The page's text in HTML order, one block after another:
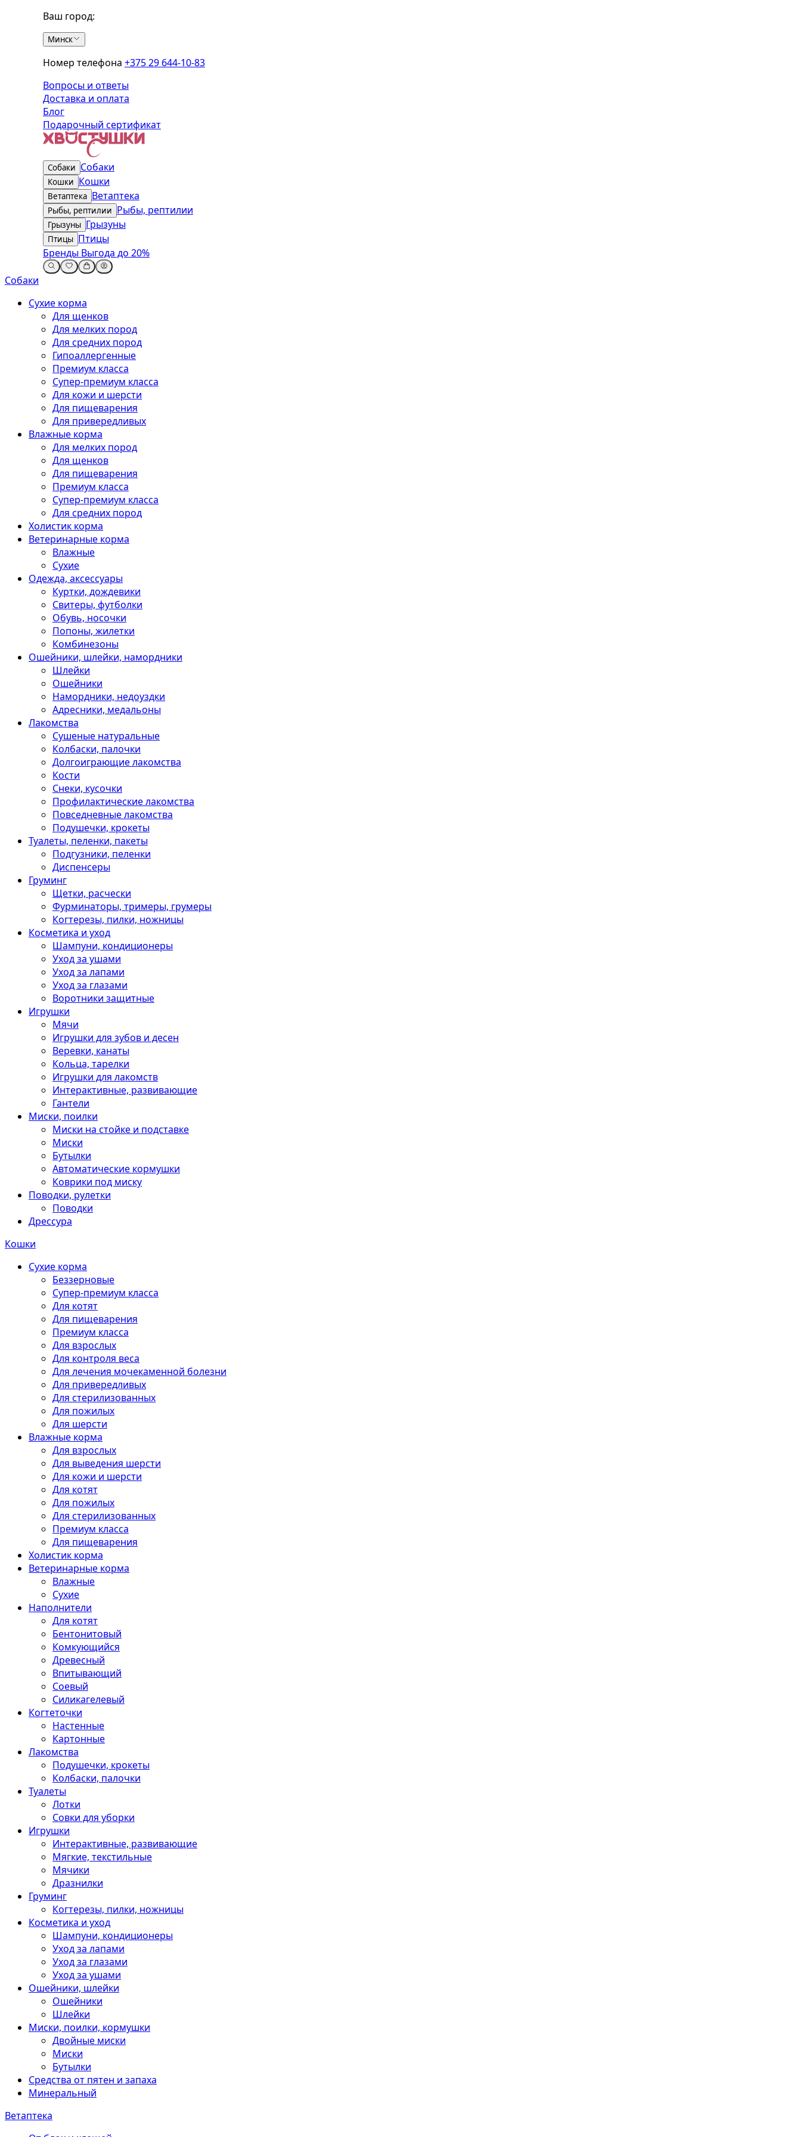
Ваш город:
Минск
Номер телефона +375 29 644-10-83
Вопросы и ответы
Доставка и оплата
Блог
Подарочный сертификат
Собаки Собаки
Кошки Кошки
Ветаптека Ветаптека
Рыбы, рептилии Рыбы, рептилии
Грызуны Грызуны
Птицы Птицы
Бренды Выгода до 20%
Собаки
Сухие корма
Для щенков
Для мелких пород
Для средних пород
Гипоаллергенные
Премиум класса
Супер-премиум класса
Для кожи и шерсти
Для пищеварения
Для привередливых
Влажные корма
Для мелких пород
Для щенков
Для пищеварения
Премиум класса
Супер-премиум класса
Для средних пород
Холистик корма
Ветеринарные корма
Влажные
Сухие
Одежда, аксессуары
Куртки, дождевики
Свитеры, футболки
Обувь, носочки
Попоны, жилетки
Комбинезоны
Ошейники, шлейки, намордники
Шлейки
Ошейники
Намордники, недоуздки
Адресники, медальоны
Лакомства
Сушеные натуральные
Колбаски, палочки
Долгоиграющие лакомства
Кости
Снеки, кусочки
Профилактические лакомства
Повседневные лакомства
Подушечки, крокеты
Туалеты, пеленки, пакеты
Подгузники, пеленки
Диспенсеры
Груминг
Щетки, расчески
Фурминаторы, тримеры, грумеры
Когтерезы, пилки, ножницы
Косметика и уход
Шампуни, кондиционеры
Уход за ушами
Уход за лапами
Уход за глазами
Воротники защитные
Игрушки
Мячи
Игрушки для зубов и десен
Веревки, канаты
Кольца, тарелки
Игрушки для лакомств
Интерактивные, развивающие
Гантели
Миски, поилки
Миски на стойке и подставке
Миски
Бутылки
Автоматические кормушки
Коврики под миску
Поводки, рулетки
Поводки
Дрессура
Кошки
Сухие корма
Беззерновые
Супер-премиум класса
Для котят
Для пищеварения
Премиум класса
Для взрослых
Для контроля веса
Для лечения мочекаменной болезни
Для привередливых
Для стерилизованных
Для пожилых
Для шерсти
Влажные корма
Для взрослых
Для выведения шерсти
Для кожи и шерсти
Для котят
Для пожилых
Для стерилизованных
Премиум класса
Для пищеварения
Холистик корма
Ветеринарные корма
Влажные
Сухие
Наполнители
Для котят
Бентонитовый
Комкующийся
Древесный
Впитывающий
Соевый
Силикагелевый
Когтеточки
Настенные
Картонные
Лакомства
Подушечки, крокеты
Колбаски, палочки
Туалеты
Лотки
Совки для уборки
Игрушки
Интерактивные, развивающие
Мягкие, текстильные
Мячики
Дразнилки
Груминг
Когтерезы, пилки, ножницы
Косметика и уход
Шампуни, кондиционеры
Уход за лапами
Уход за глазами
Уход за ушами
Ошейники, шлейки
Ошейники
Шлейки
Миски, поилки, кормушки
Двойные миски
Миски
Бутылки
Средства от пятен и запаха
Минеральный
Ветаптека